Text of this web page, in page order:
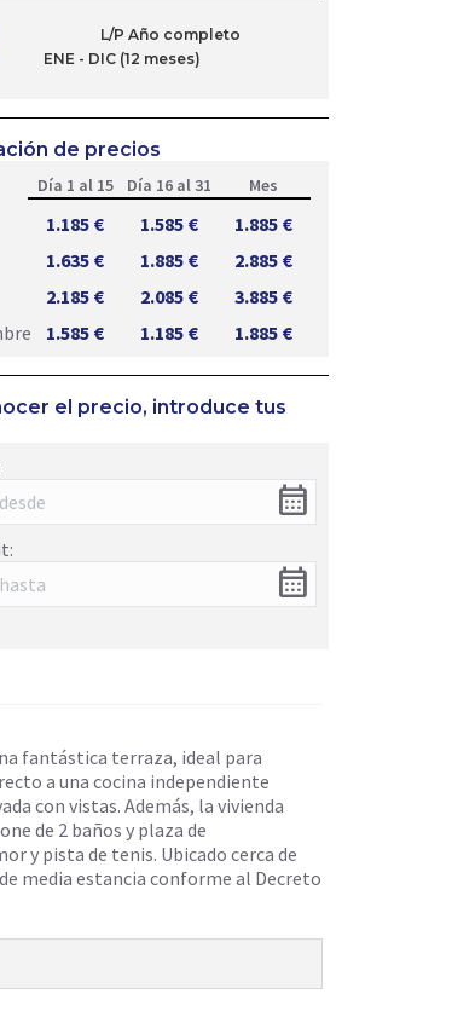
L/P Año completo
ENE - DIC (12 meses)
de precios
Día 1 al 15 Día 16 al 31 Mes
1.185 € 1.585 €
1.885 €
1.635 € 1.885 €
2.885 €
2.185 € 2.085 €
3.885 €
1.585 € 1.185 € 1.885 €
el precio, introduce tus
calendar_month
calendar_month
fantástica terraza, ideal para
a una cocina independiente
con vistas. Además, la vivienda
de 2 baños y plaza de
y pista de tenis. Ubicado cerca de
media estancia conforme al Decreto